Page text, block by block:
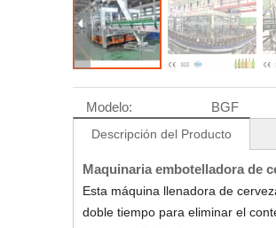
Modelo: BGF
Descripción del Producto
Maquinaria embotelladora de
Esta máquina llenadora de
doble tiempo para eliminar el